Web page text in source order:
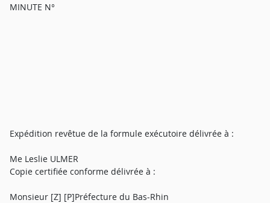
MINUTE N°
Expédition revêtue de la formule exécutoire délivrée à :
Me Leslie ULMER
Copie certifiée conforme délivrée à :
Monsieur [Z] [P]Préfecture du Bas-Rhin